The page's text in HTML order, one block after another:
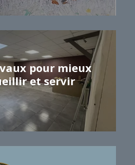
pour mieux
et servir
Samuel GRISEL